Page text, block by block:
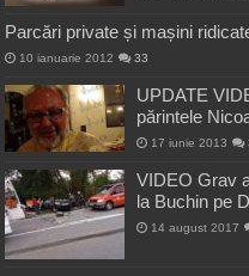
Parcări private și mașini
10 ianuarie 2012 33
UPDATE
părintele
17 iunie 2013
VIDEO Grav
la Buchin pe
14 august 2017